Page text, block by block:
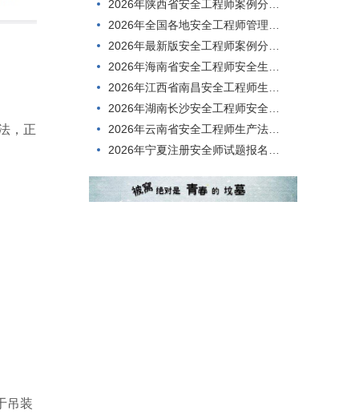
，正
吊装
2026年陕西省安全工程师案例分析在线模拟试题
2026年全国各地安全工程师管理知识在线模拟考试，难度高不高？
2026年最新版安全工程师案例分析在线考试，到底难不难考？
2026年海南省安全工程师安全生产技术，刷题有哪些app?
2026年江西省南昌安全工程师生产法及法律知识历年题库
2026年湖南长沙安全工程师安全生产技术在线真题
2026年云南省安全工程师生产法及法律知识在线考核历年真题
2026年宁夏注册安全师试题报名时间